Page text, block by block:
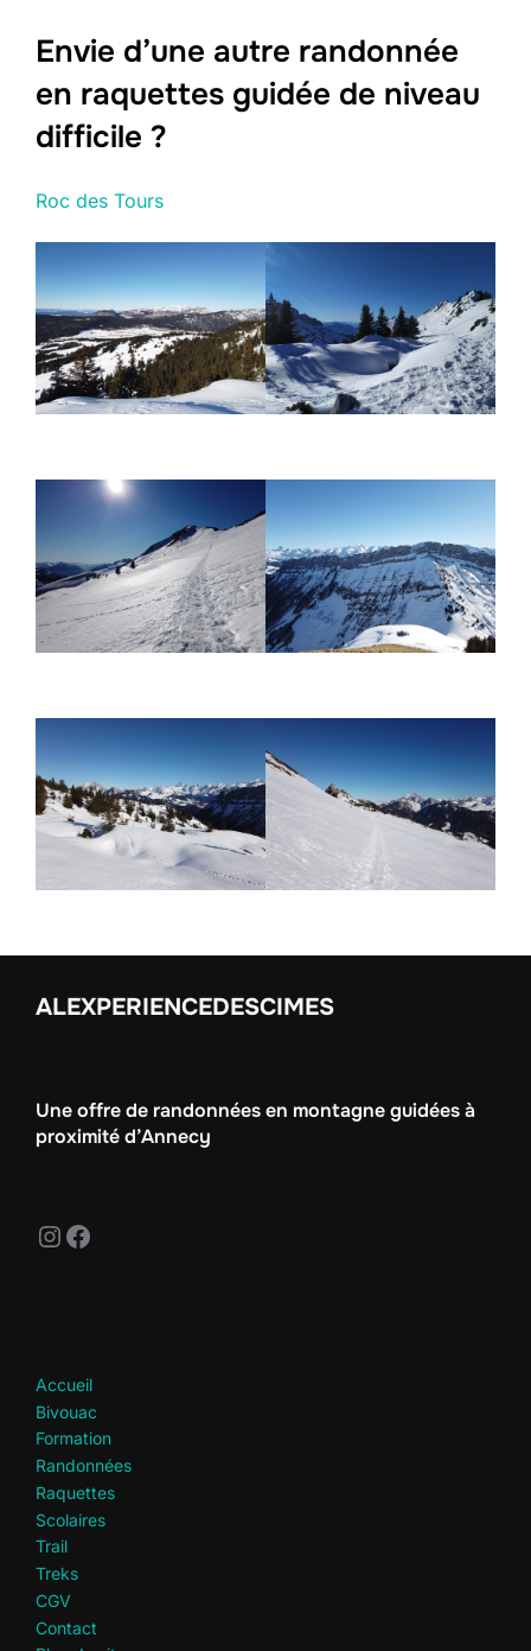
Envie d’une autre randonnée
en raquettes guidée de niveau
difficile ?
Roc des Tours
ALEXPERIENCEDESCIMES
Une offre de randonnées en montagne guidées à
proximité d’Annecy
Instagram
Facebook
Accueil
Bivouac
Formation
Randonnées
Raquettes
Scolaires
Trail
Treks
CGV
Contact